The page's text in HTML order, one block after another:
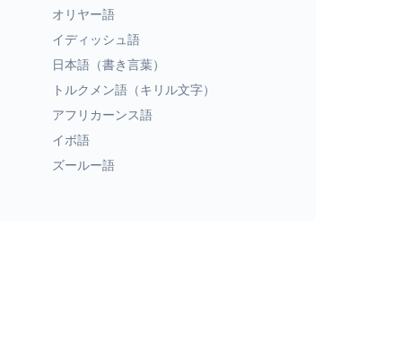
オリヤー語
イディッシュ語
日本語（書き言葉）
トルクメン語（キリル文字）
アフリカーンス語
イボ語
ズールー語